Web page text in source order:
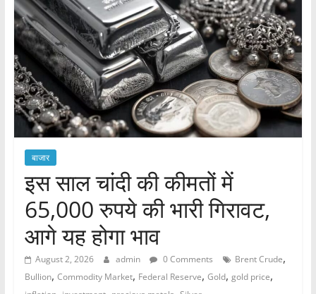
बाजार
इस साल चांदी की कीमतों में
65,000 रुपये की भारी गिरावट,
आगे यह होगा भाव
August 2, 2026 admin 0 Comments Brent Crude,
Bullion, Commodity Market, Federal Reserve, Gold, gold price,